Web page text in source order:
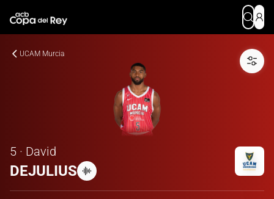
UCAM Murcia
5 · David
DEJULIUS